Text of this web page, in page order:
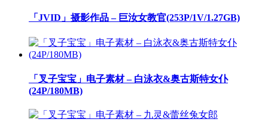
「JVID」摄影作品 – 巨汝女教官(253P/1V/1.27GB)
「叉子宝宝」电子素材 – 白泳衣&奥古斯特女仆
(24P/180MB)